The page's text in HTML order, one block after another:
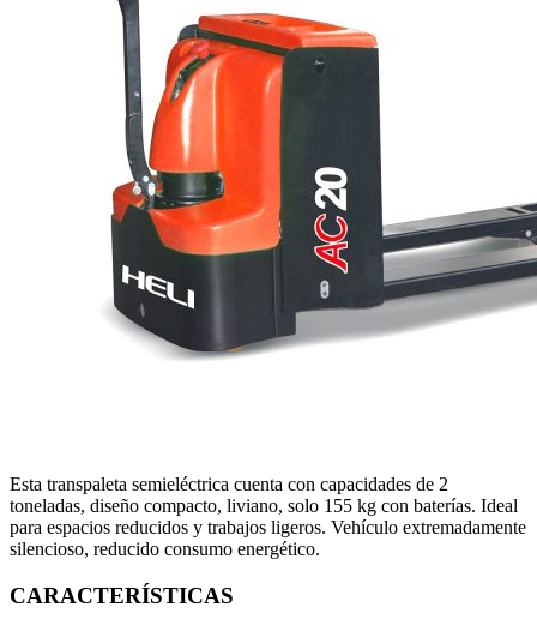
Esta transpaleta semieléctrica cuenta con capacidades de 2
toneladas, diseño compacto, liviano, solo 155 kg con baterías. Ideal
para espacios reducidos y trabajos ligeros. Vehículo extremadamente
silencioso, reducido consumo energético.
CARACTERÍSTICAS